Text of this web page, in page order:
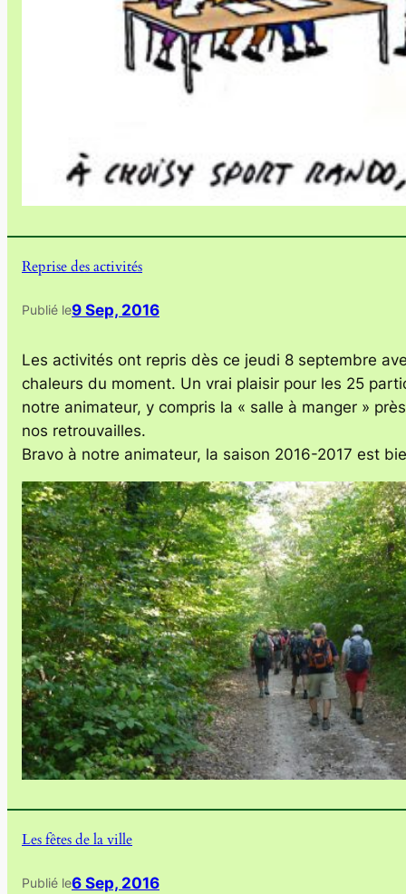
Reprise des activités
Publié le9 Sep, 2016
Les activités ont repris dès ce jeudi 8 septembre
chaleurs du moment. Un vrai plaisir pour les 25
notre animateur, y compris la « salle à manger »
nos retrouvailles.
Bravo à notre animateur, la saison 2016-2017 est
Les fêtes de la ville
Publié le6 Sep, 2016